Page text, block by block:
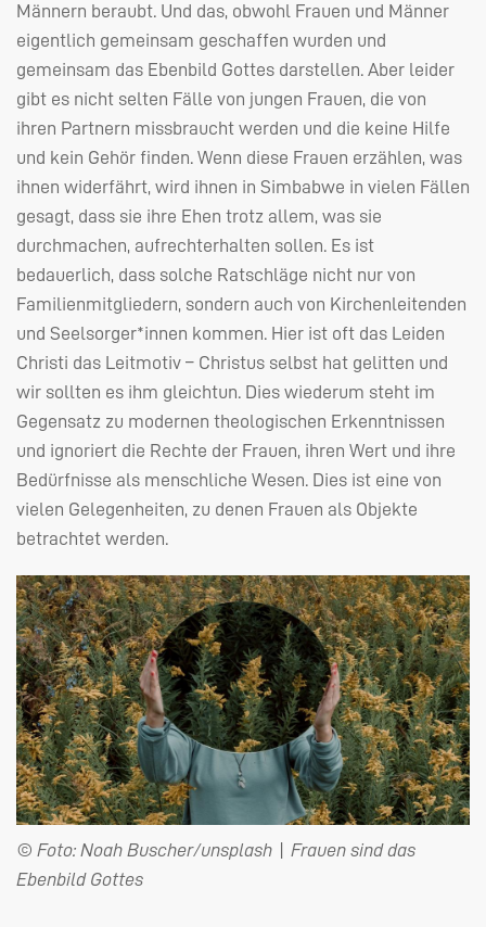
Männern beraubt. Und das, obwohl Frauen und Männer
eigentlich gemeinsam geschaffen wurden und
gemeinsam das Ebenbild Gottes darstellen. Aber leider
gibt es nicht selten Fälle von jungen Frauen, die von
ihren Partnern missbraucht werden und die keine Hilfe
und kein Gehör finden. Wenn diese Frauen erzählen, was
ihnen widerfährt, wird ihnen in Simbabwe in vielen Fällen
gesagt, dass sie ihre Ehen trotz allem, was sie
durchmachen, aufrechterhalten sollen. Es ist
bedauerlich, dass solche Ratschläge nicht nur von
Familienmitgliedern, sondern auch von Kirchenleitenden
und Seelsorger*innen kommen. Hier ist oft das Leiden
Christi das Leitmotiv – Christus selbst hat gelitten und
wir sollten es ihm gleichtun. Dies wiederum steht im
Gegensatz zu modernen theologischen Erkenntnissen
und ignoriert die Rechte der Frauen, ihren Wert und ihre
Bedürfnisse als menschliche Wesen. Dies ist eine von
vielen Gelegenheiten, zu denen Frauen als Objekte
betrachtet werden.
© Foto: Noah Buscher/unsplash | Frauen sind das
Ebenbild Gottes